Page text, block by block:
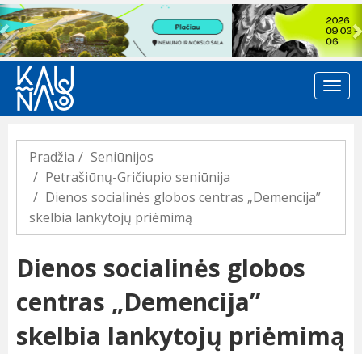
Previous
Pradžia
Seniūnijos
Petrašiūnų-Gričiupio seniūnija
Dienos socialinės globos centras „Demencija”
skelbia lankytojų priėmimą
Dienos socialinės globos
centras „Demencija”
skelbia lankytojų priėmimą